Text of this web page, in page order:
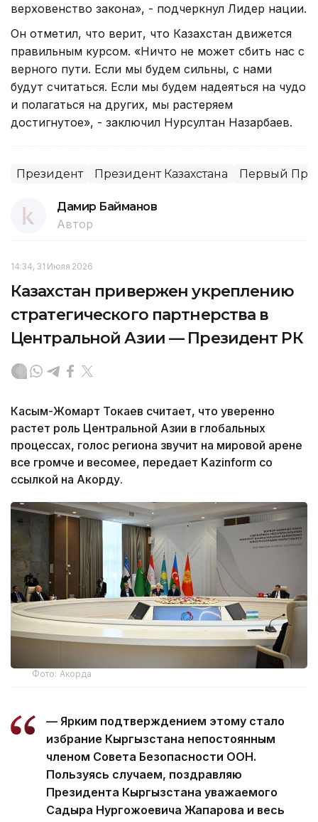
верховенство закона», - подчеркнул Лидер нации.
Он отметил, что верит, что Казахстан движется
правильным курсом. «Ничто не может сбить нас с
верного пути. Если мы будем сильны, с нами
будут считаться. Если мы будем надеяться на чудо
и полагаться на других, мы растеряем
достигнутое», - заключил Нурсултан Назарбаев.
Президент Президент Казахстана Первый
Дамир Байманов
Автор
14:34, 31 Июля 2026
Казахстан привержен укреплению
стратегического партнерства в
Центральной Азии — Президент РК
Касым-Жомарт Токаев считает, что уверенно
растет роль Центральной Азии в глобальных
процессах, голос региона звучит на мировой арене
все громче и весомее, передает Kazinform со
ссылкой на Акорду.
Фото: Акорда
— Ярким подтверждением этому стало
избрание Кыргызстана непостоянным
членом Совета Безопасности ООН.
Пользуясь случаем, поздравляю
Президента Кыргызстана уважаемого
Садыра Нургожоевича Жапарова и весь